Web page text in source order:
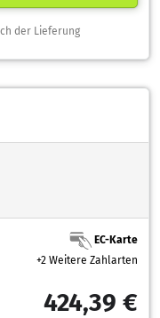
der Lieferung
EC-Karte
+2 Weitere Zahlarten
424,39 €